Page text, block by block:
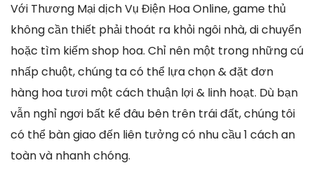
Với Thương Mại dịch Vụ Điện Hoa Online, game thủ
không cần thiết phải thoát ra khỏi ngôi nhà, di chuyển
hoặc tìm kiếm shop hoa. Chỉ nên một trong những cú
nhấp chuột, chúng ta có thể lựa chọn & đặt đơn
hàng hoa tươi một cách thuận lợi & linh hoạt. Dù bạn
vẫn nghỉ ngơi bất kể đâu bên trên trái đất, chúng tôi
có thể bàn giao đến liên tưởng có nhu cầu 1 cách an
toàn và nhanh chóng.